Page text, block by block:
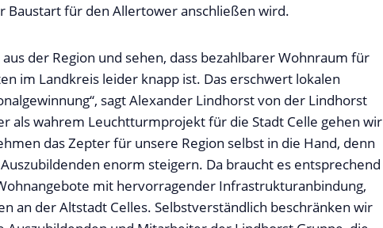
Baustart für den Allertower anschließen wird.
der Region und sehen, dass bezahlbarer Wohnraum für
im Landkreis leider knapp ist. Das erschwert lokalen
sagt Alexander Lindhorst von der Lindhorst
als wahrem Leuchtturmprojekt für die Stadt Celle gehen wir
das Zepter für unsere Region selbst in die Hand, denn
enorm steigern. Da braucht es entsprechend
mit hervorragender Infrastrukturanbindung,
an der Altstadt Celles. Selbstverständlich beschränken wir